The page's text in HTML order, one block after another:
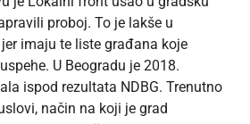
proboj. To je lakše u
imaju te liste građana koje
U Beogradu je 2018.
ispod rezultata NDBG. Trenutno
način na koji je grad